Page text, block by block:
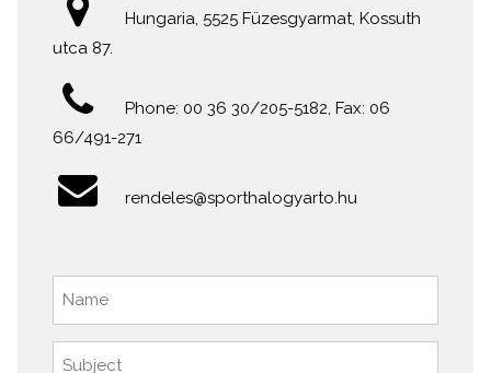
Hungaria, 5525 Füzesgyarmat, Kossuth
utca 87.
Phone: 00 36 30/205-5182, Fax: 06
66/491-271
rendeles@sporthalogyarto.hu